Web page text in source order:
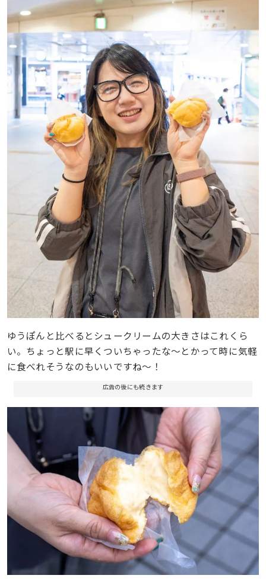
ゆうぽんと比べるとシュークリームの大きさはこれくら
い。ちょっと駅に早くついちゃったな〜とかって時に気軽
に食べれそうなのもいいですね〜！
広告の後にも続きます